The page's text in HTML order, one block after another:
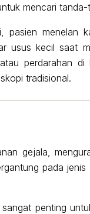
mencari
pasien menelan
usus kecil saat
perdarahan
tradisional.
gejala,
pada
penting